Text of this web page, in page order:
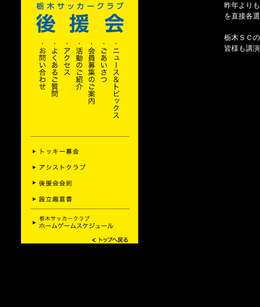
昨年より
を直接各
栃木ＳＣ
皆様も講